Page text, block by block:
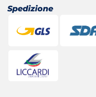
Spedizione